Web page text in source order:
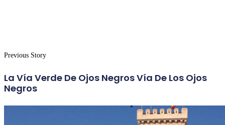
Previous Story
La Vía Verde De Ojos Negros Vía De Los Ojos
Negros